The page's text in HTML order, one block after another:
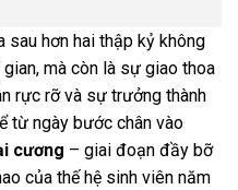
hơn hai thập kỷ không
mà còn là sự giao thoa
rực rỡ và sự trưởng thành
từ ngày bước chân vào
cương – giai đoạn đầy bỡ
của thế hệ sinh viên năm